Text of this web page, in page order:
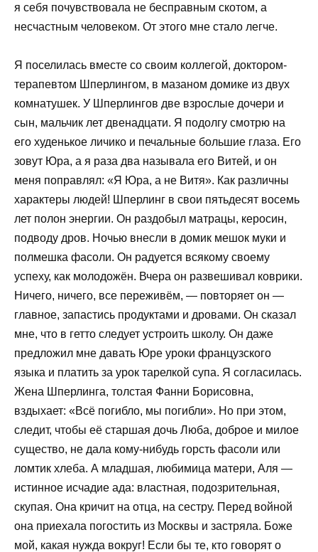
я себя почувствовала не бесправным скотом, а
несчастным человеком. От этого мне стало легче.
Я поселилась вместе со своим коллегой, доктором-
терапевтом Шперлингом, в мазаном домике из двух
комнатушек. У Шперлингов две взрослые дочери и
сын, мальчик лет двенадцати. Я подолгу смотрю на
его худенькое личико и печальные большие глаза. Его
зовут Юра, а я раза два называла его Витей, и он
меня поправлял: «Я Юра, а не Витя». Как различны
характеры людей! Шперлинг в свои пятьдесят восемь
лет полон энергии. Он раздобыл матрацы, керосин,
подводу дров. Ночью внесли в домик мешок муки и
полмешка фасоли. Он радуется всякому своему
успеху, как молодожён. Вчера он развешивал коврики.
Ничего, ничего, все переживём, — повторяет он —
главное, запастись продуктами и дровами. Он сказал
мне, что в гетто следует устроить школу. Он даже
предложил мне давать Юре уроки французского
языка и платить за урок тарелкой супа. Я согласилась.
Жена Шперлинга, толстая Фанни Борисовна,
вздыхает: «Всё погибло, мы погибли». Но при этом,
следит, чтобы её старшая дочь Люба, доброе и милое
существо, не дала кому-нибудь горсть фасоли или
ломтик хлеба. А младшая, любимица матери, Аля —
истинное исчадие ада: властная, подозрительная,
скупая. Она кричит на отца, на сестру. Перед войной
она приехала погостить из Москвы и застряла. Боже
мой, какая нужда вокруг! Если бы те, кто говорят о